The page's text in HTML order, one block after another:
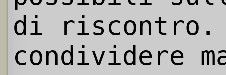
di riscontro.
condividere